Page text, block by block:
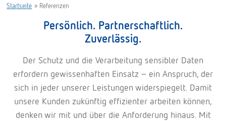
Startseite » Referenzen
Persönlich. Partnerschaftlich.
Zuverlässig.
Der Schutz und die Verarbeitung sensibler Daten
erfordern gewissenhaften Einsatz – ein Anspruch, der
sich in jeder unserer Leistungen widerspiegelt. Damit
unsere Kunden zukünftig effizienter arbeiten können,
denken wir mit und über die Anforderung hinaus. Mit